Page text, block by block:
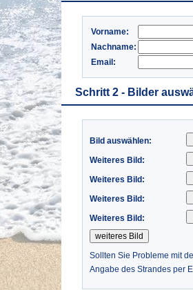
Vorname:
Nachname:
Email:
Schritt 2 - Bilder
Bild auswählen:
Weiteres Bild:
Weiteres Bild:
Weiteres Bild:
Weiteres Bild:
Sollten Sie Probleme mit
Angabe des Strandes per